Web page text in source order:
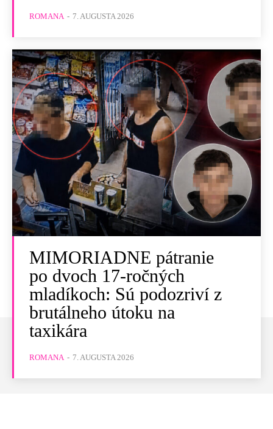
ROMANA - 7. AUGUSTA 2026
MIMORIADNE pátranie
po dvoch 17-ročných
mladíkoch: Sú podozriví z
brutálneho útoku na
taxikára
ROMANA - 7. AUGUSTA 2026